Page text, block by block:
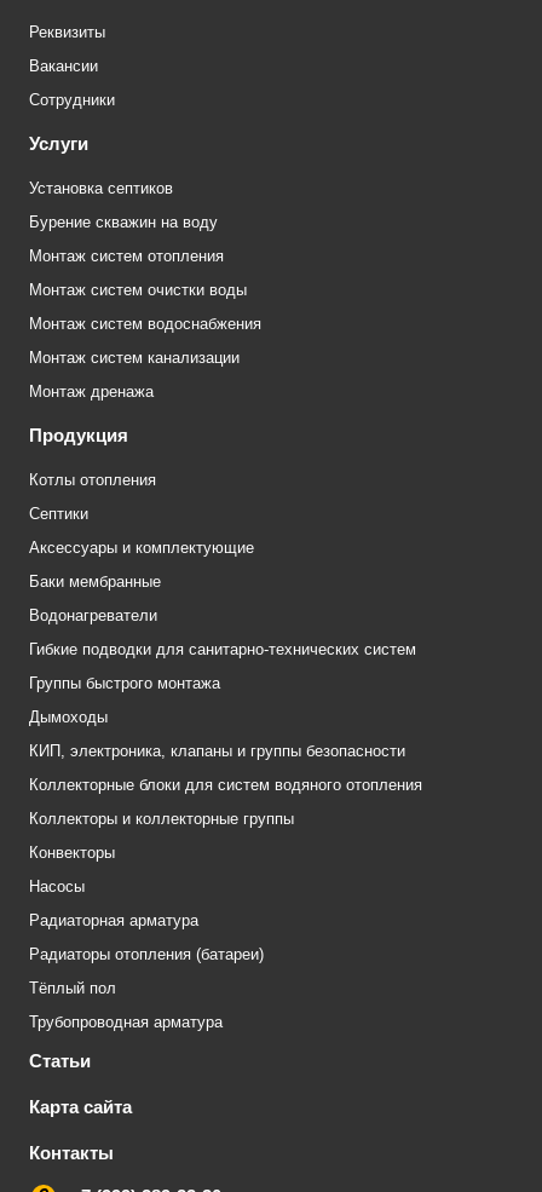
Реквизиты
Вакансии
Сотрудники
Услуги
Установка септиков
Бурение скважин на воду
Монтаж систем отопления
Монтаж систем очистки воды
Монтаж систем водоснабжения
Монтаж систем канализации
Монтаж дренажа
Продукция
Котлы отопления
Септики
Аксессуары и комплектующие
Баки мембранные
Водонагреватели
Гибкие подводки для санитарно-технических систем
Группы быстрого монтажа
Дымоходы
КИП, электроника, клапаны и группы безопасности
Коллекторные блоки для систем водяного отопления
Коллекторы и коллекторные группы
Конвекторы
Насосы
Радиаторная арматура
Радиаторы отопления (батареи)
Тёплый пол
Трубопроводная арматура
Статьи
Карта сайта
Контакты